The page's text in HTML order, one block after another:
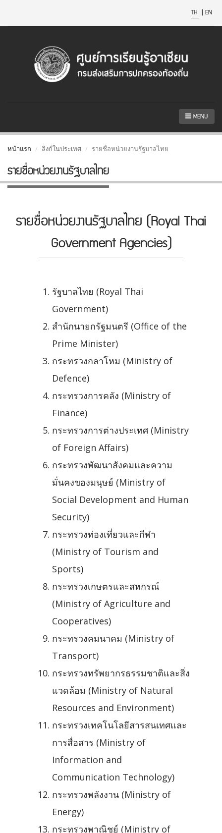
TH | EN
MENU
หน้าแรก ลิงก์ในประเทศ รายชื่อหน่วยงานรัฐบาลไทย
รายชื่อหน่วยงานรัฐบาลไทย
รายชื่อหน่วยงานรัฐบาลไทย (Royal Thai
Government Agencies)
รัฐบาลไทย (Royal Thai
Government)
สำนักนายกรัฐมนตรี (Office of the
Prime Minister)
กระทรวงกลาโหม (Ministry of
Defence)
กระทรวงการคลัง (Ministry of
Finance)
กระทรวงการต่างประเทศ (Ministry
of Foreign Affairs)
กระทรวงพัฒนาสังคมและความ
มั่นคงของมนุษย์ (Ministry of
Social Development and Human
Security)
กระทรวงท่องเที่ยวและกีฬา
(Ministry of Tourism and
Sports)
กระทรวงเกษตรและสหกรณ์
(Ministry of Agriculture and
Cooperatives)
กระทรวงคมนาคม (Ministry of
Transport)
กระทรวงทรัพยากรธรรมชาติและสิ่ง
แวดล้อม (Ministry of Natural
Resources and Environment)
กระทรวงเทคโนโลยีสารสนเทศและ
การสื่อสาร (Ministry of
Information and
Communication Technology)
กระทรวงพลังงาน (Ministry of
Energy)
กระทรวงพาณิชย์ (Ministry of